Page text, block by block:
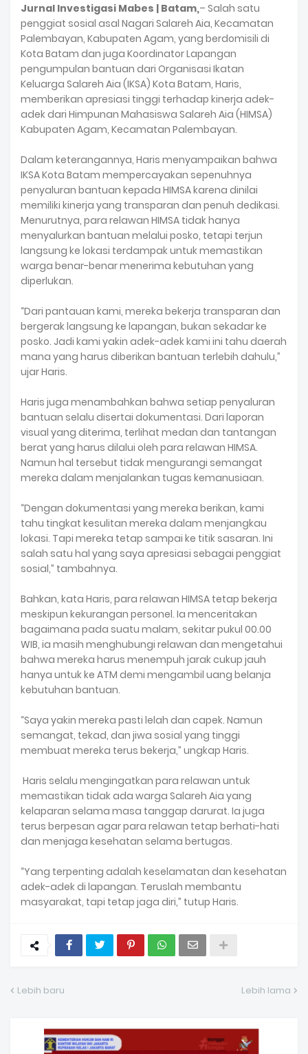
Jurnal Investigasi Mabes | Batam,– Salah satu
penggiat sosial asal Nagari Salareh Aia, Kecamatan
Palembayan, Kabupaten Agam, yang berdomisili di
Kota Batam dan juga Koordinator Lapangan
pengumpulan bantuan dari Organisasi Ikatan
Keluarga Salareh Aia (IKSA) Kota Batam, Haris,
memberikan apresiasi tinggi terhadap kinerja adek-
adek dari Himpunan Mahasiswa Salareh Aia (HIMSA)
Kabupaten Agam, Kecamatan Palembayan.
Dalam keterangannya, Haris menyampaikan bahwa
IKSA Kota Batam mempercayakan sepenuhnya
penyaluran bantuan kepada HIMSA karena dinilai
memiliki kinerja yang transparan dan penuh dedikasi.
Menurutnya, para relawan HIMSA tidak hanya
menyalurkan bantuan melalui posko, tetapi terjun
langsung ke lokasi terdampak untuk memastikan
warga benar-benar menerima kebutuhan yang
diperlukan.
“Dari pantauan kami, mereka bekerja transparan dan
bergerak langsung ke lapangan, bukan sekadar ke
posko. Jadi kami yakin adek-adek kami ini tahu daerah
mana yang harus diberikan bantuan terlebih dahulu,”
ujar Haris.
Haris juga menambahkan bahwa setiap penyaluran
bantuan selalu disertai dokumentasi. Dari laporan
visual yang diterima, terlihat medan dan tantangan
berat yang harus dilalui oleh para relawan HIMSA.
Namun hal tersebut tidak mengurangi semangat
mereka dalam menjalankan tugas kemanusiaan.
“Dengan dokumentasi yang mereka berikan, kami
tahu tingkat kesulitan mereka dalam menjangkau
lokasi. Tapi mereka tetap sampai ke titik sasaran. Ini
salah satu hal yang saya apresiasi sebagai penggiat
sosial,” tambahnya.
Bahkan, kata Haris, para relawan HIMSA tetap bekerja
meskipun kekurangan personel. Ia menceritakan
bagaimana pada suatu malam, sekitar pukul 00.00
WIB, ia masih menghubungi relawan dan mengetahui
bahwa mereka harus menempuh jarak cukup jauh
hanya untuk ke ATM demi mengambil uang belanja
kebutuhan bantuan.
“Saya yakin mereka pasti lelah dan capek. Namun
semangat, tekad, dan jiwa sosial yang tinggi
membuat mereka terus bekerja,” ungkap Haris.
Haris selalu mengingatkan para relawan untuk
memastikan tidak ada warga Salareh Aia yang
kelaparan selama masa tanggap darurat. Ia juga
terus berpesan agar para relawan tetap berhati-hati
dan menjaga kesehatan selama bertugas.
“Yang terpenting adalah keselamatan dan kesehatan
adek-adek di lapangan. Teruslah membantu
masyarakat, tapi tetap jaga diri,” tutup Haris.
Lebih baru Lebih lama